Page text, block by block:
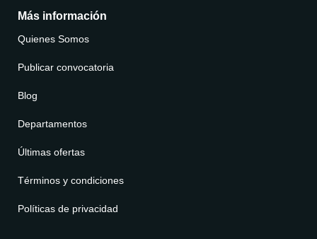
Más información
Quienes Somos
Publicar convocatoria
Blog
Departamentos
Últimas ofertas
Términos y condiciones
Políticas de privacidad